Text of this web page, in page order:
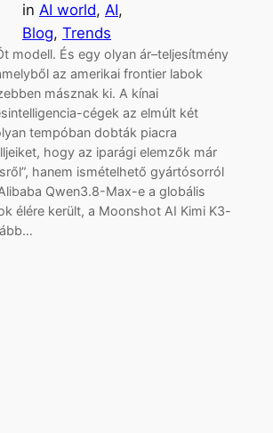
in AI world, AI
Blog, Trends
modell. És egy olyan ár–teljesítmény
az amerikai frontier labok
másznak ki. A kínai
cégek az elmúlt két
tempóban dobták piacra
hogy az iparági elemzők már
hanem ismételhető gyártósorról
Qwen3.8-Max-e a globális
élére került, a Moonshot AI Kimi K3-